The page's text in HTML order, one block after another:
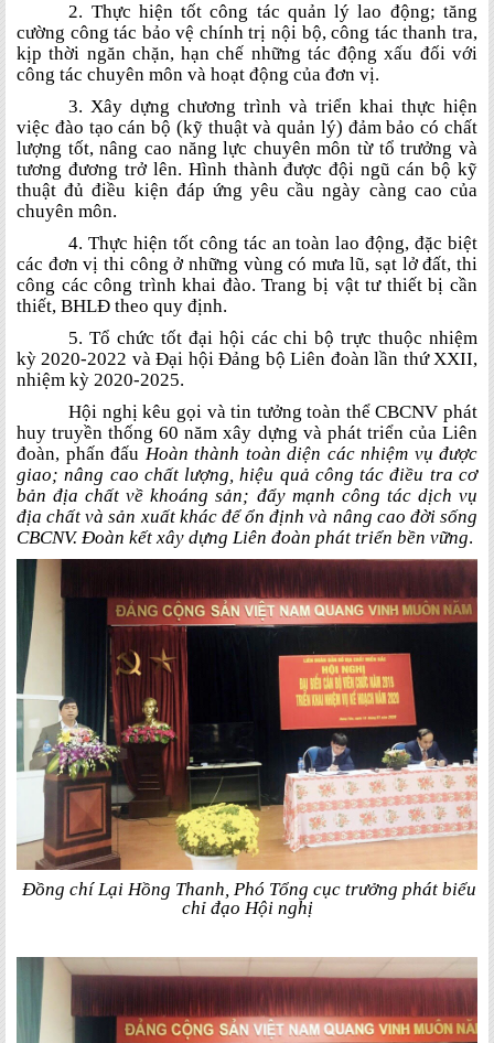
2. Thực hiện tốt công tác quản lý lao động; tăng
cường công tác bảo vệ chính trị nội bộ, công tác thanh tra,
kịp thời ngăn chặn, hạn chế những tác động xấu đối với
công tác chuyên môn và hoạt động của đơn vị.
3. Xây dựng chương trình và triển khai thực hiện
việc đào tạo cán bộ (kỹ thuật và quản lý) đảm bảo có chất
lượng tốt, nâng cao năng lực chuyên môn từ tổ trưởng và
tương đương trở lên. Hình thành được đội ngũ cán bộ kỹ
thuật đủ điều kiện đáp ứng yêu cầu ngày càng cao của
chuyên môn.
4. Thực hiện tốt công tác an toàn lao động, đặc biệt
các đơn vị thi công ở những vùng có mưa lũ, sạt lở đất, thi
công các công trình khai đào. Trang bị vật tư thiết bị cần
thiết, BHLĐ theo quy định.
5. Tổ chức tốt đại hội các chi bộ trực thuộc nhiệm
kỳ 2020-2022 và Đại hội Đảng bộ Liên đoàn lần thứ XXII,
nhiệm kỳ 2020-2025.
Hội nghị kêu gọi và tin tưởng toàn thể CBCNV phát
huy truyền thống 60 năm xây dựng và phát triển của Liên
đoàn, phấn đấu Hoàn thành toàn diện các nhiệm vụ được
giao; nâng cao chất lượng, hiệu quả công tác điều tra cơ
bản địa chất về khoáng sản; đẩy mạnh công tác dịch vụ
địa chất và sản xuất khác để ổn định và nâng cao đời sống
CBCNV. Đoàn kết xây dựng Liên đoàn phát triển bền vững.
Đồng chí Lại Hồng Thanh, Phó Tổng cục trưởng phát biểu
chỉ đạo Hội nghị